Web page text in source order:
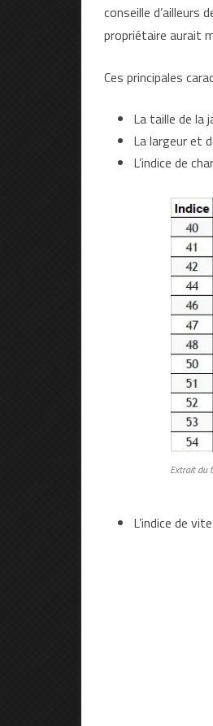
conseille d’ailleurs
propriétaire aurait
Ces principales
La taille de la
La largeur et
L’indice de
Extrait du
L’indice de